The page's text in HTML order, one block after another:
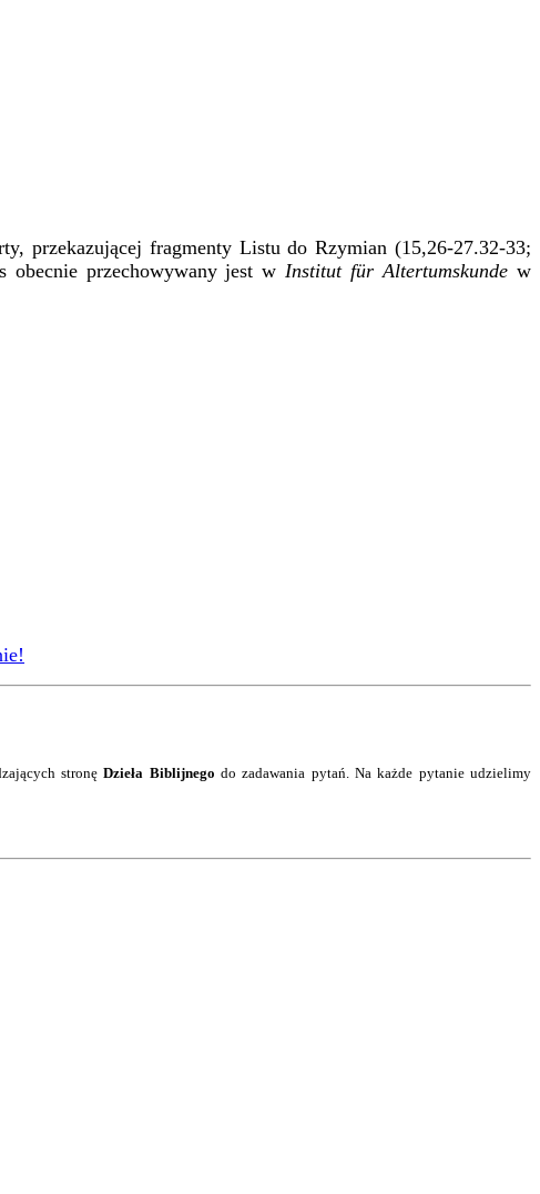
przekazującej fragmenty Listu do Rzymian (15,26-27.32-33;
obecnie przechowywany jest wInstitut für Altertumskundew
stronęDzieła Biblijnego do zadawania pytań. Na każde pytanieudzielimy